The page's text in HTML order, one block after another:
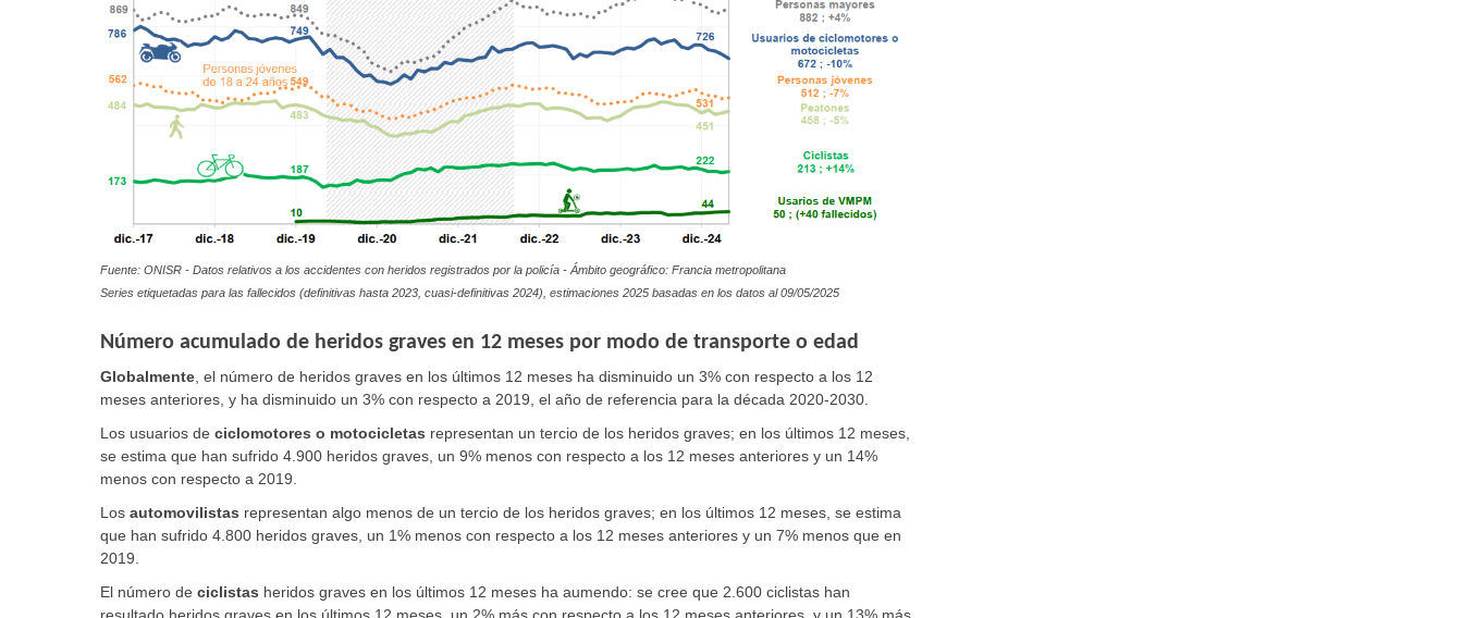
Fuente: ONISR - Datos relativos a los accidentes con heridos registrados por la policía - Ámbito geográfico: Francia metropolitana
Series etiquetadas para las fallecidos (definitivas hasta 2023, cuasi-definitivas 2024), estimaciones 2025 basadas en los datos al09/05/2025
Número acumulado de heridos graves en 12 meses por modo de transporte o edad
Globalmente el número de heridos graves en los últimos 12 meses ha disminuido un 3% con respecto a los 12
meses anteriores, y ha disminuido un 3% con respecto a 2019, el año de referencia para la década 2020-2030.
Los usuarios de ciclomotores o motocicletas representan un tercio de los heridos graves; en los últimos 12 meses,
se estima que han sufrido 4.900 heridos graves, un 9% menos con respecto a los 12 meses anteriores y un 14%
menos con respecto a 2019.
Los automovilistas representan algo menos de un tercio de los heridos graves; en los últimos 12 meses, se estima
que han sufrido 4.800 heridos graves, un 1% menos con respecto a los 12 meses anteriores y un 7% menos que en
2019.
El número de ciclistas heridos graves en los últimos 12 meses ha aumendo: se cree que 2.600 ciclistas han